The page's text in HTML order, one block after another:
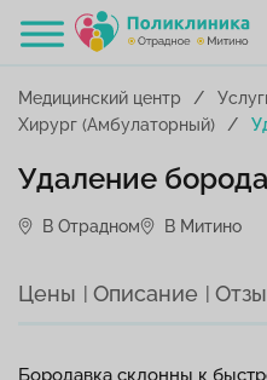
Медицинский центр
Хирург (Амбулаторный)
Удаление
В Отрадном В Митино
Цены Описание
Бородавка склонны к